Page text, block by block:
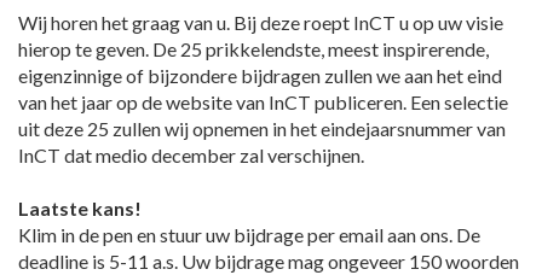
Wij horen het graag van u. Bij deze roept InCT u op uw visie
hierop te geven. De 25 prikkelendste, meest inspirerende,
eigenzinnige of bijzondere bijdragen zullen we aan het eind
van het jaar op de website van InCT publiceren. Een selectie
uit deze 25 zullen wij opnemen in het eindejaarsnummer van
InCT dat medio december zal verschijnen.
Laatste kans!
Klim in de pen en stuur uw bijdrage per email aan ons. De
deadline is 5-11 a.s. Uw bijdrage mag ongeveer 150 woorden